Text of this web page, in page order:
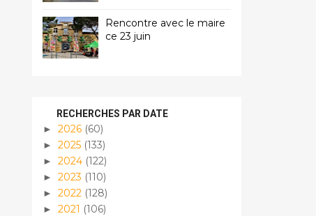
Rencontre avec le maire
ce 23 juin
RECHERCHES PAR DATE
► 2026 (60)
► 2025 (133)
► 2024 (122)
► 2023 (110)
► 2022 (128)
► 2021 (106)